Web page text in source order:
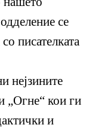
се
писателката
нејзините
„Огне“ кои ги
и